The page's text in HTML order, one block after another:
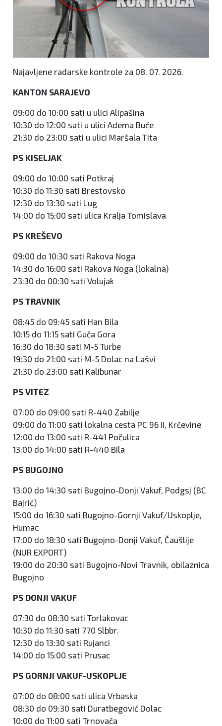
Najavljene radarske kontrole za 08. 07. 2026.
KANTON SARAJEVO
09:00 do 10:00 sati u ulici Alipašina
10:30 do 12:00 sati u ulici Adema Buće
21:30 do 23:00 sati u ulici Maršala Tita
PS KISELJAK
09:00 do 10:00 sati Potkraj
10:30 do 11:30 sati Brestovsko
12:30 do 13:30 sati Lug
14:00 do 15:00 sati ulica Kralja Tomislava
PS KREŠEVO
09:00 do 10:30 sati Rakova Noga
14:30 do 16:00 sati Rakova Noga (lokalna)
23:30 do 00:30 sati Volujak
PS TRAVNIK
08:45 do 09:45 sati Han Bila
10:15 do 11:15 sati Guča Gora
16:30 do 18:30 sati M-5 Turbe
19:30 do 21:00 sati M-5 Dolac na Lašvi
21:30 do 23:00 sati Kalibunar
PS VITEZ
07:00 do 09:00 sati R-440 Zabilje
09:00 do 11:00 sati lokalna cesta PC 96 II, Krčevine
12:00 do 13:00 sati R-441 Počulica
13:00 do 14:00 sati R-440 Bila
PS BUGOJNO
13:00 do 14:30 sati Bugojno-Donji Vakuf, Podgsj (BC
Bajrić)
15:00 do 16:30 sati Bugojno-Gornji Vakuf/Uskoplje,
Humac
17:00 do 18:30 sati Bugojno-Donji Vakuf, Čaušlije
(NUR EXPORT)
19:00 do 20:30 sati Bugojno-Novi Travnik, obilaznica
Bugojno
PS DONJI VAKUF
07:30 do 08:30 sati Torlakovac
10:30 do 11:30 sati 770 Slbbr.
12:30 do 13:30 sati Rujanci
14:00 do 15:00 sati Prusac
PS GORNJI VAKUF-USKOPLJE
07:00 do 08:00 sati ulica Vrbaska
08:30 do 09:30 sati Duratbegović Dolac
10:00 do 11:00 sati Trnovača